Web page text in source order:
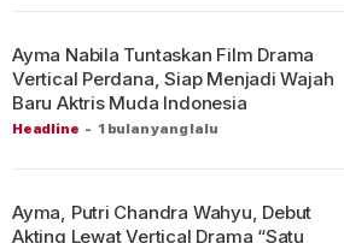
Headline - 1 bulan yang lalu
Ayma Nabila Tuntaskan Film Drama
Vertical Perdana, Siap Menjadi Wajah
Baru Aktris Muda Indonesia
Ayma, Putri Chandra Wahyu, Debut
Akting Lewat Vertical Drama “Satu